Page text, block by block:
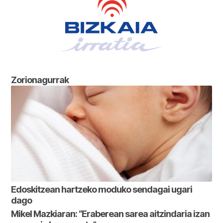
Zorionagurrak
Edoskitzean hartzeko moduko sendagai ugari
dago
Mikel Mazkiaran: “Eraberean sarea aitzindaria izan